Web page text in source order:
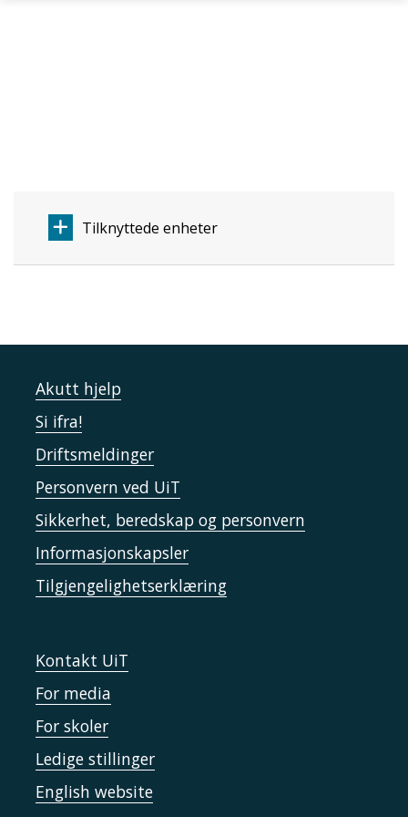
Tilknyttede enheter
Akutt hjelp
Si ifra!
Driftsmeldinger
Personvern ved UiT
Sikkerhet, beredskap og personvern
Informasjonskapsler
Tilgjengelighetserklæring
Kontakt UiT
For media
For skoler
Ledige stillinger
English website